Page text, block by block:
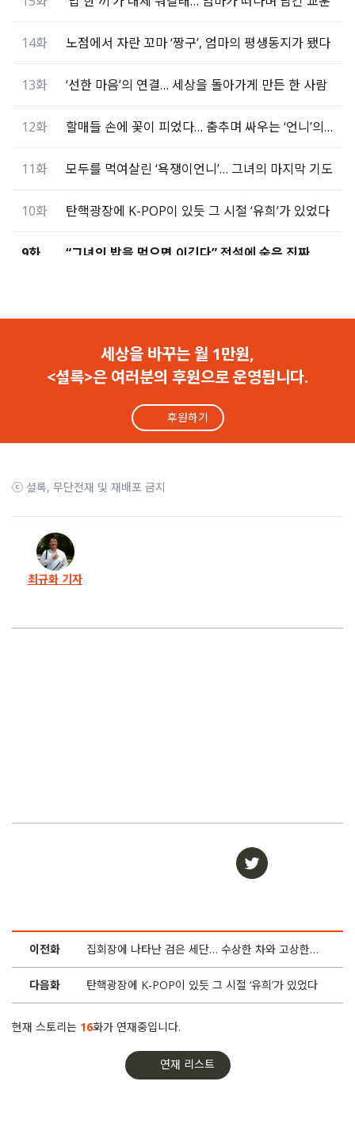
14화 노점에서 자란 꼬마 ‘짱구’, 엄마의 평생동지가 됐다
13화 ‘선한 마음’의 연결… 세상을 돌아가게 만든 한 사람
12화 할매들 손에 꽃이 피었다… 춤추며 싸우는 ‘언니’의 힘
11화 모두를 먹여살린 ‘욕쟁이언니’… 그녀의 마지막 기도
10화 탄핵광장에 K-POP이 있듯 그 시절 ‘유희’가 있었다
9화
“마이크 잡고 이리 뛰고 저리 뛰고! ‘부평스타’였지”
깡패도 대통령도 맞짱… 그녀의 ‘깡’은 전설이 됐다
2화
1화
세상을 바꾸는 월 1만원,
<셜록>은 여러분의 후원으로 운영됩니다.
후원하기
ⓒ 셜록, 무단전재 및 재배포 금지
최규화 기자
이전화 집회장에 나타난 검은 세단… 수상한 차와 고상한 ‘밥’
다음화 탄핵광장에 K-POP이 있듯 그 시절 ‘유희’가 있었다
현재 스토리는 16화가 연재중입니다.
연재 리스트